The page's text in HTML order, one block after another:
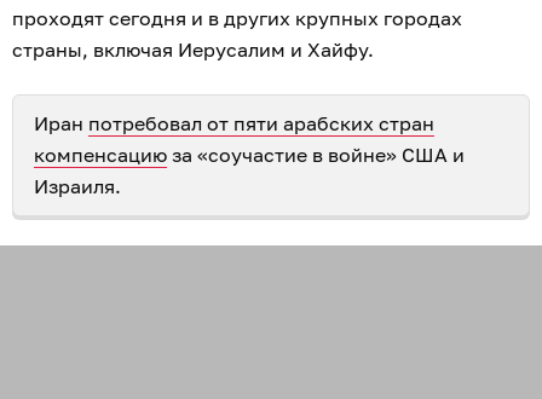
проходят сегодня и в других крупных городах
страны, включая Иерусалим и Хайфу.
Иран потребовал от пяти арабских стран
компенсацию за «соучастие в войне» США и
Израиля.